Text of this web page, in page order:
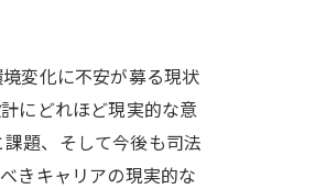
変化に不安が募る現状
にどれほど現実的な意
題、そして今後も司法
きキャリアの現実的な